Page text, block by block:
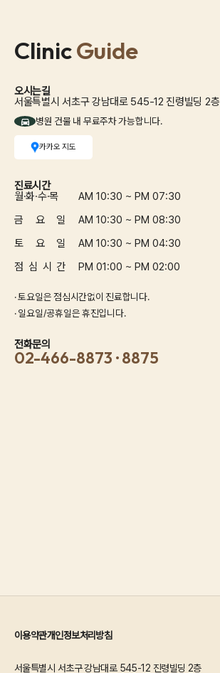
ClinicGuide
오시는길
서울특별시 서초구 강남대로 545-12 진령빌딩 2층
병원 건물 내 무료주차 가능합니다.
카카오 지도
진료시간
월·화·수·목
AM 10:30 ~ PM 07:30
금 요 일
AM 10:30 ~ PM 08:30
토 요 일
AM 10:30 ~ PM 04:30
점 심 시 간
PM 01:00 ~ PM 02:00
· 토요일은 점심시간없이 진료합니다.
· 일요일/공휴일은 휴진입니다.
전화문의
02-466-8873 · 8875
이용약관개인정보처리방침
서울특별시 서초구 강남대로 545-12 진령빌딩 2층